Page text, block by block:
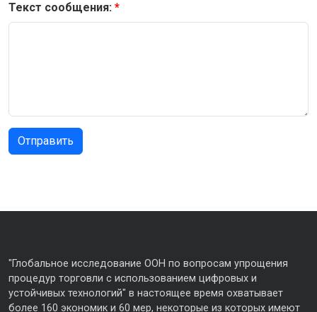
Текст сообщения:
"Глобальное исследование ООН по вопросам упрощения
процедур торговли с использованием цифровых и
устойчивых технологий" в настоящее время охватывает
более 160 экономик и 60 мер, некоторые из которых имеют